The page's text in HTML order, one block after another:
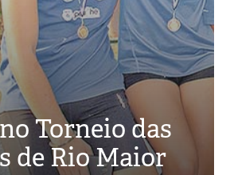
Torneio das
de Rio Maior